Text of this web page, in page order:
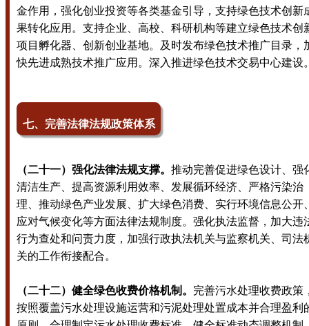
金作用，强化创业投资等各类基金引导，支持绿色技术创新
果转化应用。支持企业、高校、科研机构等建立绿色技术创
项目孵化器、创新创业基地。及时发布绿色技术推广目录，
快先进成熟技术推广应用。深入推进绿色技术交易中心建设
七、完善法律法规政策体系
（二十一）强化法律法规支撑。 推动完善促进绿色设计、强
清洁生产、提高资源利用效率、发展循环经济、严格污染治
理、推动绿色产业发展、扩大绿色消费、实行环境信息公开
应对气候变化等方面法律法规制度。强化执法监督，加大违
行为查处和问责力度，加强行政执法机关与监察机关、司法
关的工作衔接配合。
（二十二）健全绿色收费价格机制。 完善污水处理收费政策
按照覆盖污水处理设施运营和污泥处理处置成本并合理盈利